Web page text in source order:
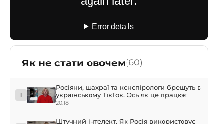
Як не стати овочем(60)
1
Росіяни, шахраї та конспірологи брешуть в
українському ТікТок. Ось як це працює
20:18
Штучний інтелект. Як Росія використовує